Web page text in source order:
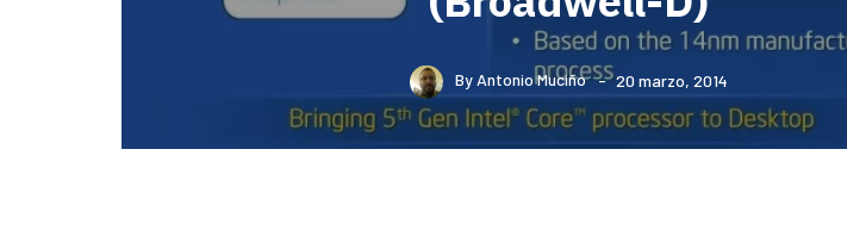
ByAntonio Muciño 20 marzo, 2014